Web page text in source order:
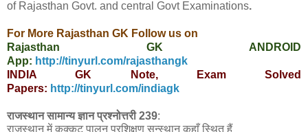
of Rajasthan Govt. and central Govt Examinations.
For More Rajasthan GK Follow us on
Rajasthan GK ANDROID
App: http://tinyurl.com/rajasthangk
INDIA GK Note, Exam Solved
Papers: http://tinyurl.com/indiagk
राजस्थान सामान्य ज्ञान प्रश्नोत्तरी 239:
राजस्थान में कुक्कुट पालन प्रशिक्षण सन्स्थान कहाँ स्थित हैं